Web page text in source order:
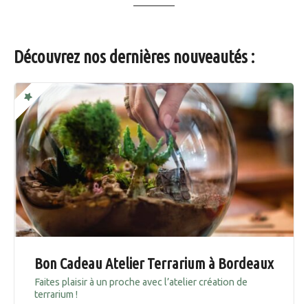
Découvrez nos dernières nouveautés :
Bon Cadeau Atelier Terrarium à Bordeaux
Faites plaisir à un proche avec l’atelier création de
terrarium !